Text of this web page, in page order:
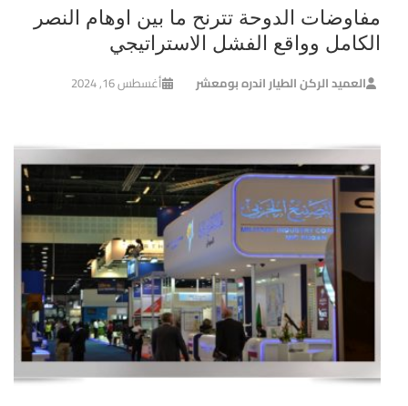
مفاوضات الدوحة تترنح ما بين اوهام النصر
الكامل وواقع الفشل الاستراتيجي
العميد الركن الطيار اندره بومعشر أغسطس 16, 2024